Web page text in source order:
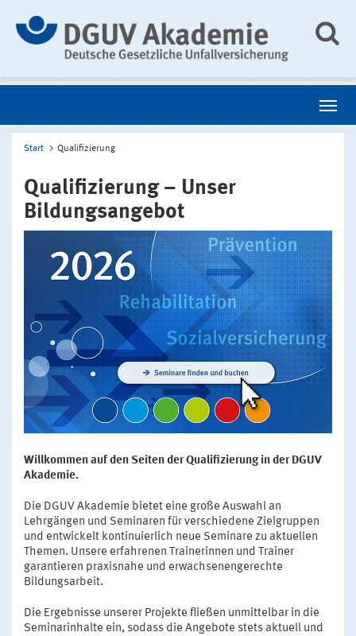
Start Qualifizierung
Qualifizierung – Unser
Bildungsangebot
Willkommen auf den Seiten der Qualifizierung in der DGUV
Akademie.
Die DGUV Akademie bietet eine große Auswahl an
Lehrgängen und Seminaren für verschiedene Zielgruppen
und entwickelt kontinuierlich neue Seminare zu aktuellen
Themen. Unsere erfahrenen Trainerinnen und Trainer
garantieren praxisnahe und erwachsenengerechte
Bildungsarbeit.
Die Ergebnisse unserer Projekte fließen unmittelbar in die
Seminarinhalte ein, sodass die Angebote stets aktuell und